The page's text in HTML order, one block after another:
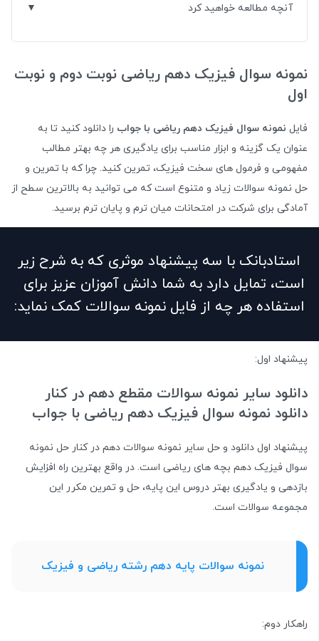
آنچه مطالعه خواهید کرد
نمونه سوال فیزیک دهم ریاضی نوبت دوم و نوبت
اول
فایل نمونه سوال فیزیک دهم ریاضی با جواب را دانلود کنید تا به
عنوان یک گزینه و ابزار مناسب برای یادگیری هر چه بهتر مطالب
مفهومی و فرمول های سخت فیزیک، تمرین کنید. چرا که با تمرین و
حل نمونه سوالات زیاد و متنوع است که می توانید به بالاترین سطح از
آمادگی برای شرکت در امتحانات میان ترم و پایان ترم برسید.
استادبانک با سه پیشنهاد موثری که به شرح زیر
است، تمایل دارد به شما دانش آموزان عزیز برای
استفاده هر چه از فایل نمونه سوالات کمک نماید:
پیشنهاد اول:
دانلود سایر نمونه سوالات مقطع دهم در کنار
دانلود نمونه سوال فیزیک دهم ریاضی با جواب
پیشنهاد اول دانلود و حل سایر نمونه سوالات دهم در کنار حل نمونه
سوال فیزیک دهم بچه های ریاضی است. در واقع بهترین راه افزایش
بازدهی و یادگیری بهتر دروس این پایه، حل و تمرین مکرر این
مجموعه سوالات است.
نمونه سوالات پایه دهم رشته ریاضی و فیزیک
راهکار دوم: